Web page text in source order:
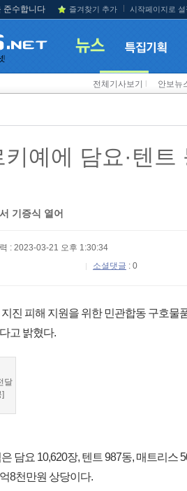
준수합니다 즐겨찾기 추가 시작페이지로 설
전체기사보기 안보뉴
예에 담요·텐트
기증식 열어
: 2023-03-21 오후 1:30:34
소셜댓글 : 0
진 피해 지원을 위한 민관합동 구호물
고 밝혔다.
달
담요 10,620장, 텐트 987동, 매트리스
8천만원 상당이다.